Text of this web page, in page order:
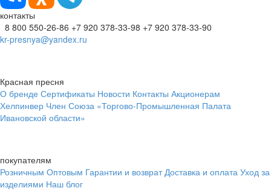
контакты
8 800 550-26-86 +7 920 378-33-98 +7 920 378-33-90
kr-presnya@yandex.ru
Красная пресня
О бренде Сертификаты Новости Контакты Акционерам
Хелпинвер Член Союза «Торгово-Промышленная Палата
Ивановской области»
покупателям
Розничным Оптовым Гарантии и возврат Доставка и оплата Уход за
изделиями Наш блог